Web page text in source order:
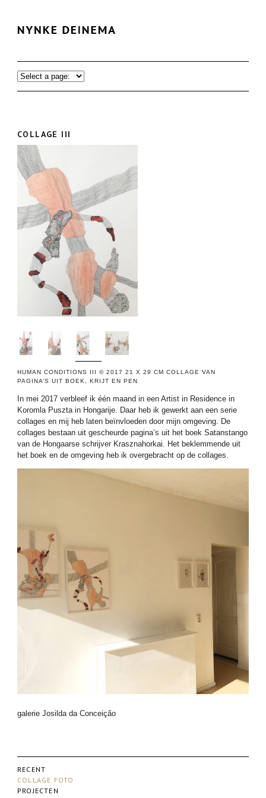
COLLAGE III
HUMAN CONDITIONS III © 2017 21 X 29 CM COLLAGE VAN
PAGINA’S UIT BOEK, KRIJT EN PEN
In mei 2017 verbleef ik één maand in een Artist in Residence in
Koromla Puszta in Hongarije. Daar heb ik gewerkt aan een serie
collages en mij heb laten beïnvloeden door mijn omgeving. De
collages bestaan uit gescheurde pagina’s uit het boek Satanstango
van de Hongaarse schrijver Krasznahorkai. Het beklemmende uit
het boek en de omgeving heb ik overgebracht op de collages.
galerie Josilda da Conceição
RECENT
COLLAGE FOTO
PROJECTEN